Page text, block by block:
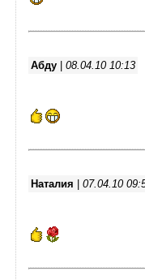
Абду 08.04.10 10:13
Наталия 07.04.10